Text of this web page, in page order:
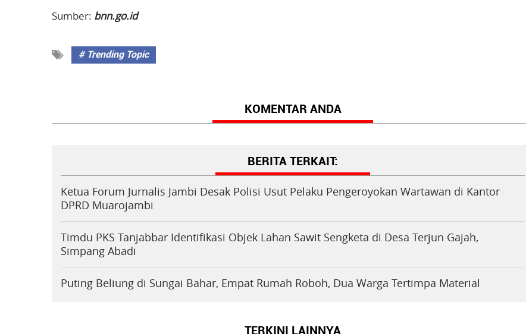
Sumber: bnn.go.id
# Trending Topic
KOMENTAR ANDA
BERITA TERKAIT:
Ketua Forum Jurnalis Jambi Desak Polisi Usut Pelaku Pengeroyokan Wartawan di Kantor
DPRD Muarojambi
Timdu PKS Tanjabbar Identifikasi Objek Lahan Sawit Sengketa di Desa Terjun Gajah,
Simpang Abadi
Puting Beliung di Sungai Bahar, Empat Rumah Roboh, Dua Warga Tertimpa Material
TERKINI LAINNYA